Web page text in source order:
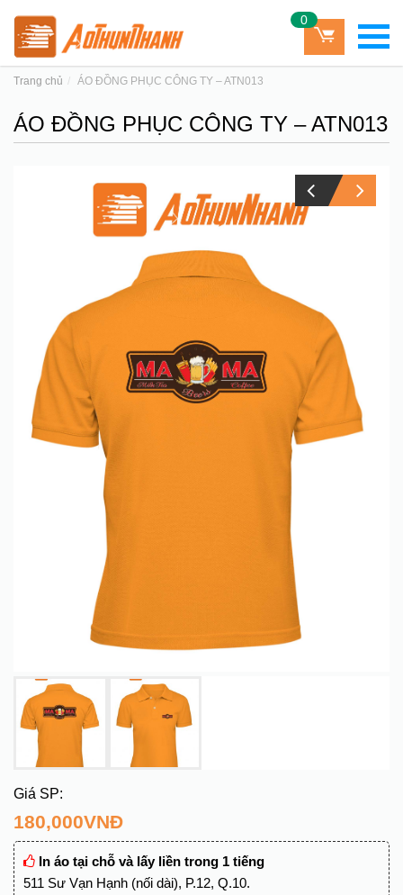
0
Trang chủ ÁO ĐỒNG PHỤC CÔNG TY – ATN013
ÁO ĐỒNG PHỤC CÔNG TY – ATN013
180,000VNĐ
In áo tại chỗ và lấy liền trong 1 tiếng
511 Sư Vạn Hạnh (nối dài), P.12, Q.10.